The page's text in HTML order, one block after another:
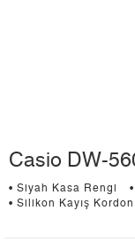
Casio DW-
• Siyah Kasa Rengi
• Silikon Kayış Kordon